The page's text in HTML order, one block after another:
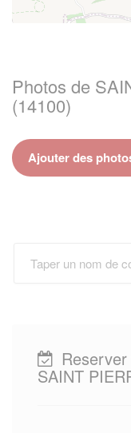
Photos de
(14100)
Ajouter des
SAINT